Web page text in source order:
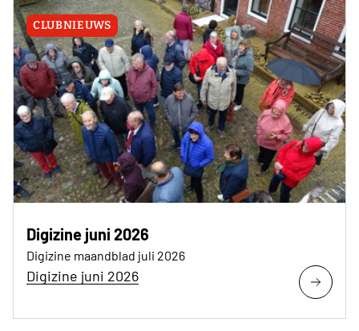
CLUBNIEUWS
Digizine juni 2026
Digizine maandblad juli 2026
Digizine juni 2026